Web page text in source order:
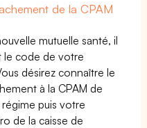
de la CPAM
mutuelle santé, il
le code de votre
désirez connaître le
à la CPAM de
puis votre
de la caisse de